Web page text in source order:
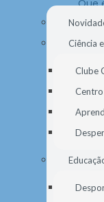
Ciência
Clube
Que
Um